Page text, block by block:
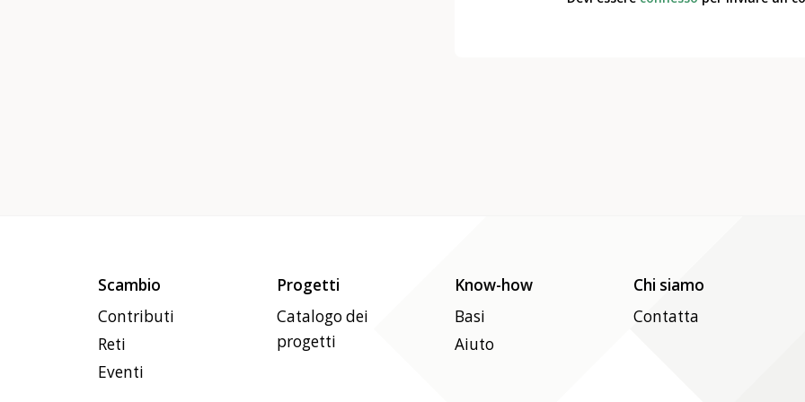
Scambio
Contributi
Reti
Eventi
Progetti
Catalogo dei
progetti
Know-how
Basi
Aiuto
Chi siamo
Contatta